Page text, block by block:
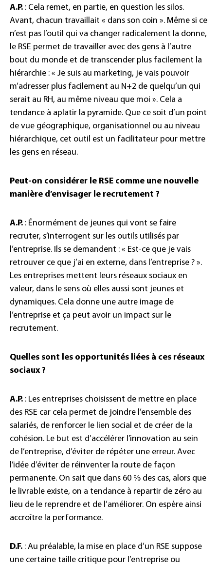
A.P. : Cela remet, en partie, en question les silos.
Avant, chacun travaillait « dans son coin ». Même si ce
n’est pas l’outil qui va changer radicalement la donne,
le RSE permet de travailler avec des gens à l’autre
bout du monde et de transcender plus facilement la
hiérarchie : « Je suis au marketing, je vais pouvoir
m’adresser plus facilement au N+2 de quelqu’un qui
serait au RH, au même niveau que moi ». Cela a
tendance à aplatir la pyramide. Que ce soit d’un point
de vue géographique, organisationnel ou au niveau
hiérarchique, cet outil est un facilitateur pour mettre
les gens en réseau.
Peut-on considérer le RSE comme une nouvelle
manière d’envisager le recrutement ?
A.P. : Énormément de jeunes qui vont se faire
recruter, s’interrogent sur les outils utilisés par
l’entreprise. Ils se demandent : « Est-ce que je vais
retrouver ce que j’ai en externe, dans l’entreprise ? ».
Les entreprises mettent leurs réseaux sociaux en
valeur, dans le sens où elles aussi sont jeunes et
dynamiques. Cela donne une autre image de
l’entreprise et ça peut avoir un impact sur le
recrutement.
Quelles sont les opportunités liées à ces réseaux
sociaux ?
A.P. : Les entreprises choisissent de mettre en place
des RSE car cela permet de joindre l’ensemble des
salariés, de renforcer le lien social et de créer de la
cohésion. Le but est d’accélérer l’innovation au sein
de l’entreprise, d’éviter de répéter une erreur. Avec
l’idée d’éviter de réinventer la route de façon
permanente. On sait que dans 60 % des cas, alors que
le livrable existe, on a tendance à repartir de zéro au
lieu de le reprendre et de l’améliorer. On espère ainsi
accroître la performance.
D.F. : Au préalable, la mise en place d’un RSE suppose
une certaine taille critique pour l’entreprise ou